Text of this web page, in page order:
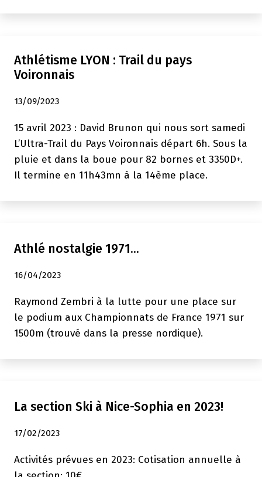
Athlétisme LYON : Trail du pays
Voironnais
13/09/2023
15 avril 2023 : David Brunon qui nous sort samedi
L’Ultra-Trail du Pays Voironnais départ 6h. Sous la
pluie et dans la boue pour 82 bornes et 3350D+.
Il termine en 11h43mn à la 14ème place.
Athlé nostalgie 1971…
16/04/2023
Raymond Zembri à la lutte pour une place sur
le podium aux Championnats de France 1971 sur
1500m (trouvé dans la presse nordique).
La section Ski à Nice-Sophia en 2023!
17/02/2023
Activités prévues en 2023: Cotisation annuelle à